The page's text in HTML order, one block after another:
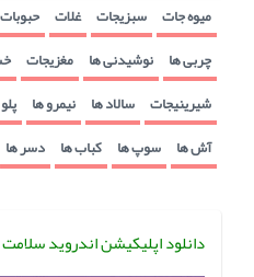
میوه جات سبزیجات غلات حبوبات
چربی ها نوشیدنی ها مغزیجات
شیرینیجات سالاد ها نیمرو ها
آش ها سوپ ها کباب ها دسر ها
دانلود اپلیکیشن اندروید سلامت